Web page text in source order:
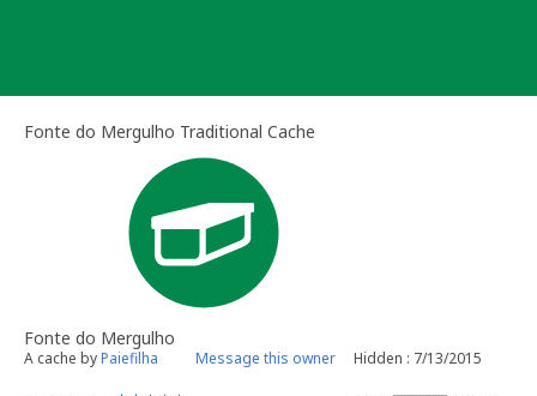
Fonte do Mergulho Traditional Cache
Fonte do Mergulho
A cache byPaiefilha Message this owner Hidden : 7/13/2015